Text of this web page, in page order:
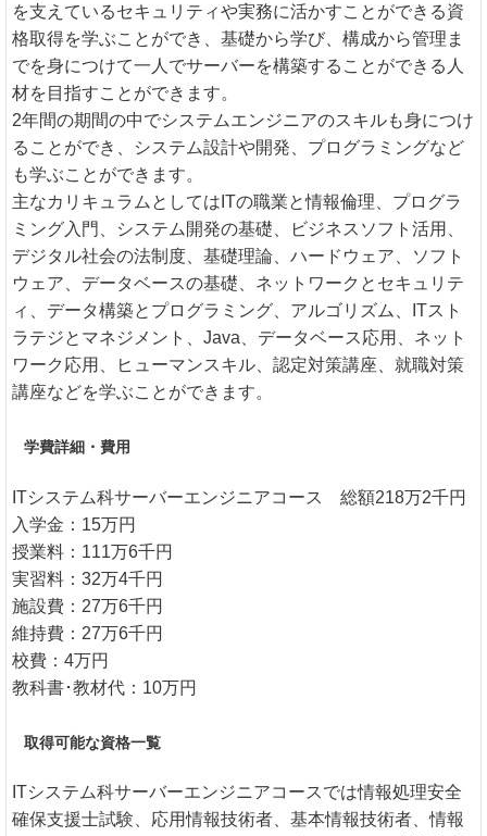
を支えているセキュリティや実務に活かすことができる資
格取得を学ぶことができ、基礎から学び、構成から管理ま
でを身につけて一人でサーバーを構築することができる人
材を目指すことができます。
2年間の期間の中でシステムエンジニアのスキルも身につけ
ることができ、システム設計や開発、プログラミングなど
も学ぶことができます。
主なカリキュラムとしてはITの職業と情報倫理、プログラ
ミング入門、システム開発の基礎、ビジネスソフト活用、
デジタル社会の法制度、基礎理論、ハードウェア、ソフト
ウェア、データベースの基礎、ネットワークとセキュリテ
ィ、データ構築とプログラミング、アルゴリズム、ITスト
ラテジとマネジメント、Java、データベース応用、ネット
ワーク応用、ヒューマンスキル、認定対策講座、就職対策
講座などを学ぶことができます。
学費詳細・費用
ITシステム科サーバーエンジニアコース 総額218万2千円
入学金：15万円
授業料：111万6千円
実習料：32万4千円
施設費：27万6千円
維持費：27万6千円
校費：4万円
教科書･教材代：10万円
取得可能な資格一覧
ITシステム科サーバーエンジニアコースでは情報処理安全
確保支援士試験、応用情報技術者、基本情報技術者、情報